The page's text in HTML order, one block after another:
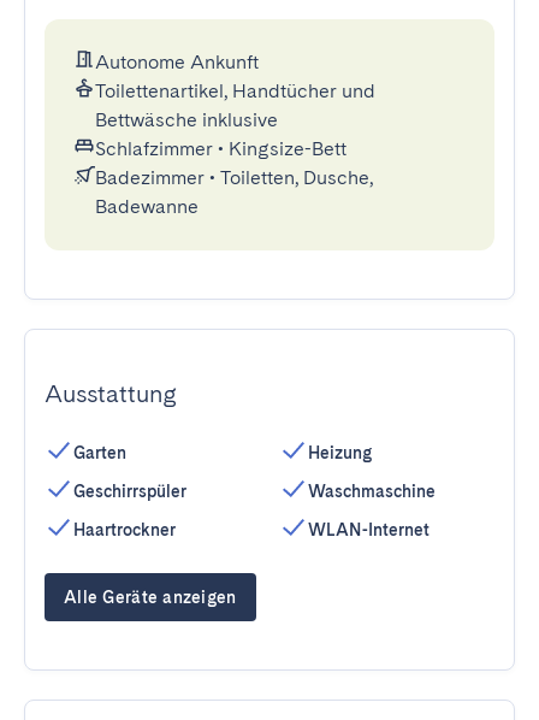
Autonome Ankunft
Toilettenartikel, Handtücher und
Bettwäsche inklusive
Schlafzimmer • Kingsize-Bett
Badezimmer • Toiletten, Dusche,
Badewanne
Ausstattung
Garten
Geschirrspüler
Haartrockner
Heizung
Waschmaschine
WLAN-Internet
Alle Geräte anzeigen